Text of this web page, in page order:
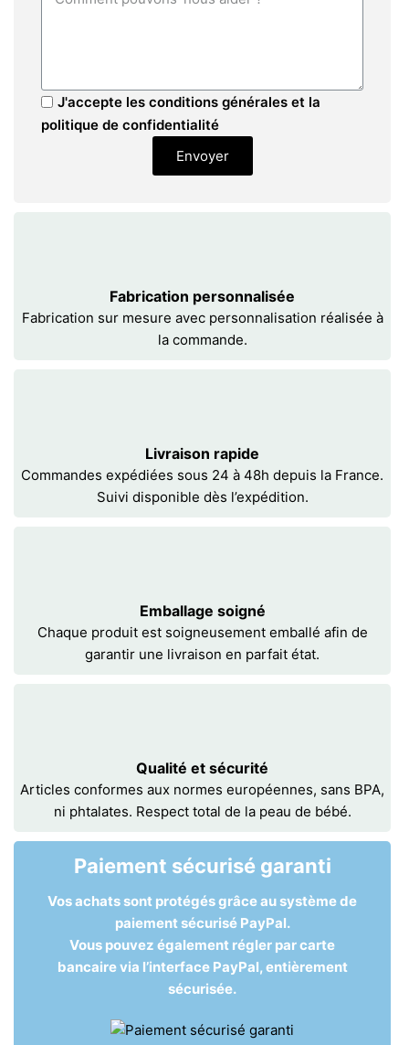
J'accepte les conditions générales et la
politique de confidentialité
Envoyer
Fabrication personnalisée
Fabrication sur mesure avec personnalisation réalisée à
la commande.
Livraison rapide
Commandes expédiées sous 24 à 48h depuis la France.
Suivi disponible dès l’expédition.
Emballage soigné
Chaque produit est soigneusement emballé afin de
garantir une livraison en parfait état.
Qualité et sécurité
Articles conformes aux normes européennes, sans BPA,
ni phtalates. Respect total de la peau de bébé.
Paiement sécurisé garanti
Vos achats sont protégés grâce au système de
paiement sécurisé PayPal.
Vous pouvez également régler par carte
bancaire via l’interface PayPal, entièrement
sécurisée.